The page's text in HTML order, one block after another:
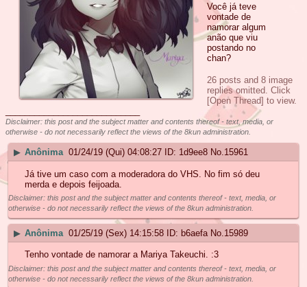
Você já teve
vontade de
namorar algum
anão que viu
postando no
chan?
26 posts and 8 image
replies omitted. Click
[Open Thread] to view.
Disclaimer: this post and the subject matter and contents thereof - text, media, or
otherwise - do not necessarily reflect the views of the 8kun administration.
▶ Anônima 01/24/19 (Qui) 04:08:27 1d9ee8 No.15961
Já tive um caso com a moderadora do VHS. No fim só deu
merda e depois feijoada.
Disclaimer: this post and the subject matter and contents thereof - text, media, or
otherwise - do not necessarily reflect the views of the 8kun administration.
▶ Anônima 01/25/19 (Sex) 14:15:58 b6aefa No. 15989
Tenho vontade de namorar a Mariya Takeuchi. :3
Disclaimer: this post and the subject matter and contents thereof - text, media, or
otherwise - do not necessarily reflect the views of the 8kun administration.